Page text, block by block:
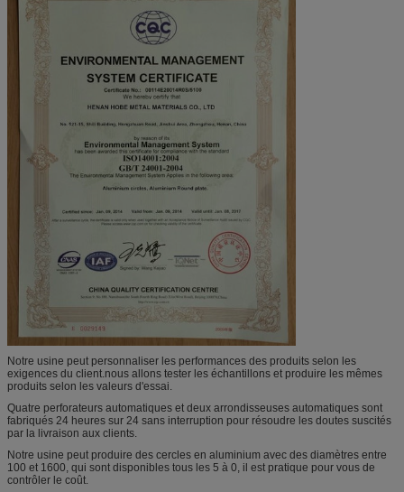
Notre usine peut personnaliser les performances des produits selon les
exigences du client.nous allons tester les échantillons et produire les mêmes
produits selon les valeurs d'essai.
Quatre perforateurs automatiques et deux arrondisseuses automatiques sont
fabriqués 24 heures sur 24 sans interruption pour résoudre les doutes suscités
par la livraison aux clients.
Notre usine peut produire des cercles en aluminium avec des diamètres entre
100 et 1600, qui sont disponibles tous les 5 à 0, il est pratique pour vous de
contrôler le coût.